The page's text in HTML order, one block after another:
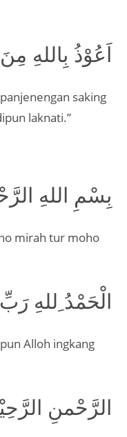
اَعُوْذُ بِاللهِ
saking
laknati.”
بِسْمِ اللهِ
mirah tur moho
الْحَمْدُ ِللهِ رَبِّ
Alloh ingkang
الرَّحْمنِ